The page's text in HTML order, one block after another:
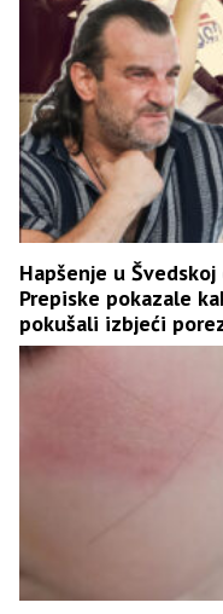
Hapšenje u
Prepiske pokazale
pokušali izbjeći